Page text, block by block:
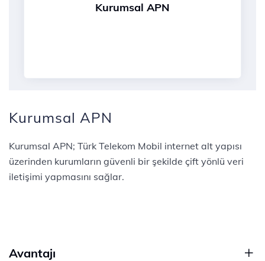
Kurumsal APN
Kurumsal APN
Kurumsal APN; Türk Telekom Mobil internet alt yapısı
üzerinden kurumların güvenli bir şekilde çift yönlü veri
iletişimi yapmasını sağlar.
Avantajı